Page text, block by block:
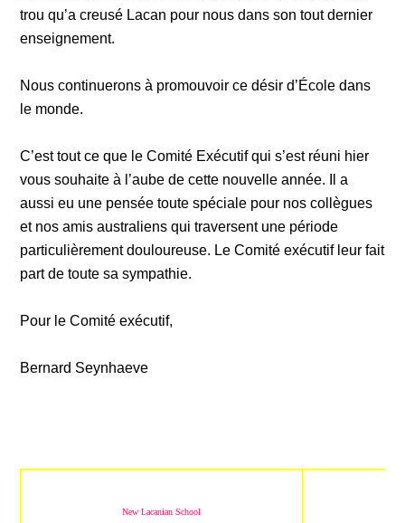
trou qu’a creusé Lacan pour nous dans son tout dernier
enseignement.
Nous continuerons à promouvoir ce désir d’École dans
le monde.
C’est tout ce que le Comité Exécutif qui s’est réuni hier
vous souhaite à l’aube de cette nouvelle année. Il a
aussi eu une pensée toute spéciale pour nos collègues
et nos amis australiens qui traversent une période
particulièrement douloureuse. Le Comité exécutif leur fait
part de toute sa sympathie.
Pour le Comité exécutif,
Bernard Seynhaeve
New Lacanian School